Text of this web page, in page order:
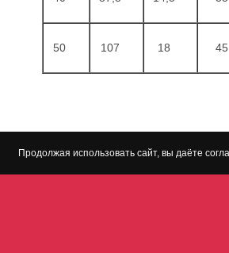
50 107 18 45
Продолжая использовать сайт, вы даёте